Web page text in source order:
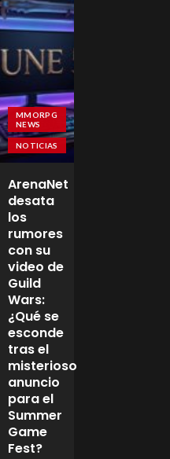
MMORPG
NEWS
NOTICIAS
ArenaNet
desata
los
rumores
con su
video de
Guild
Wars:
¿Qué se
esconde
tras el
misterioso
anuncio
para el
Summer
Game
Fest?